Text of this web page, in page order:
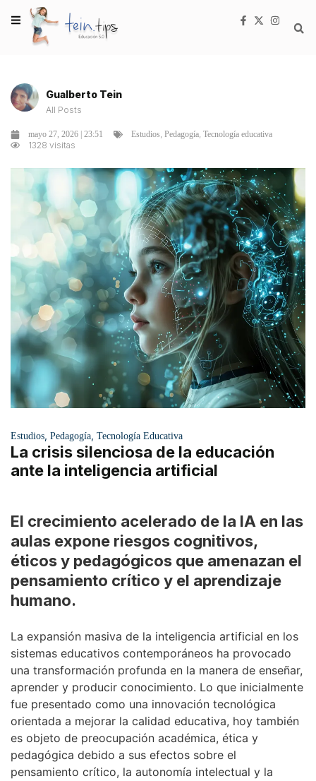
Gualberto Tein
All Posts
mayo 27, 2026 | 23:51 Estudios, Pedagogía, Tecnología educativa
1328 visitas
Estudios Pedagogía Tecnología Educativa
La crisis silenciosa de la educación
ante la inteligencia artificial
El crecimiento acelerado de la IA en las
aulas expone riesgos cognitivos,
éticos y pedagógicos que amenazan el
pensamiento crítico y el aprendizaje
humano.
La expansión masiva de la inteligencia artificial en los
sistemas educativos contemporáneos ha provocado
una transformación profunda en la manera de enseñar,
aprender y producir conocimiento. Lo que inicialmente
fue presentado como una innovación tecnológica
orientada a mejorar la calidad educativa, hoy también
es objeto de preocupación académica, ética y
pedagógica debido a sus efectos sobre el
pensamiento crítico, la autonomía intelectual y la